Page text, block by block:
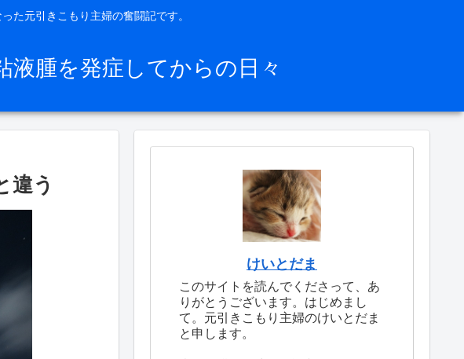
た元引きこもり主婦の奮闘記です。
液腫を発症してからの日々
違う
けいとだま
このサイトを読んでくださって、あ
りがとうございます。はじめまし
て。元引きこもり主婦のけいとだま
と申します。